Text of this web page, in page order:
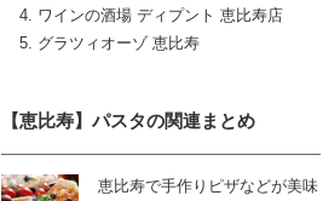
ワインの酒場 ディプント 恵比寿店
グラツィオーゾ 恵比寿
【恵比寿】パスタの関連まとめ
恵比寿で手作りピザなどが美味